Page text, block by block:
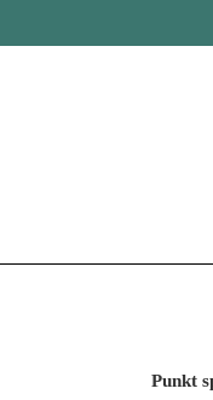
Punkt